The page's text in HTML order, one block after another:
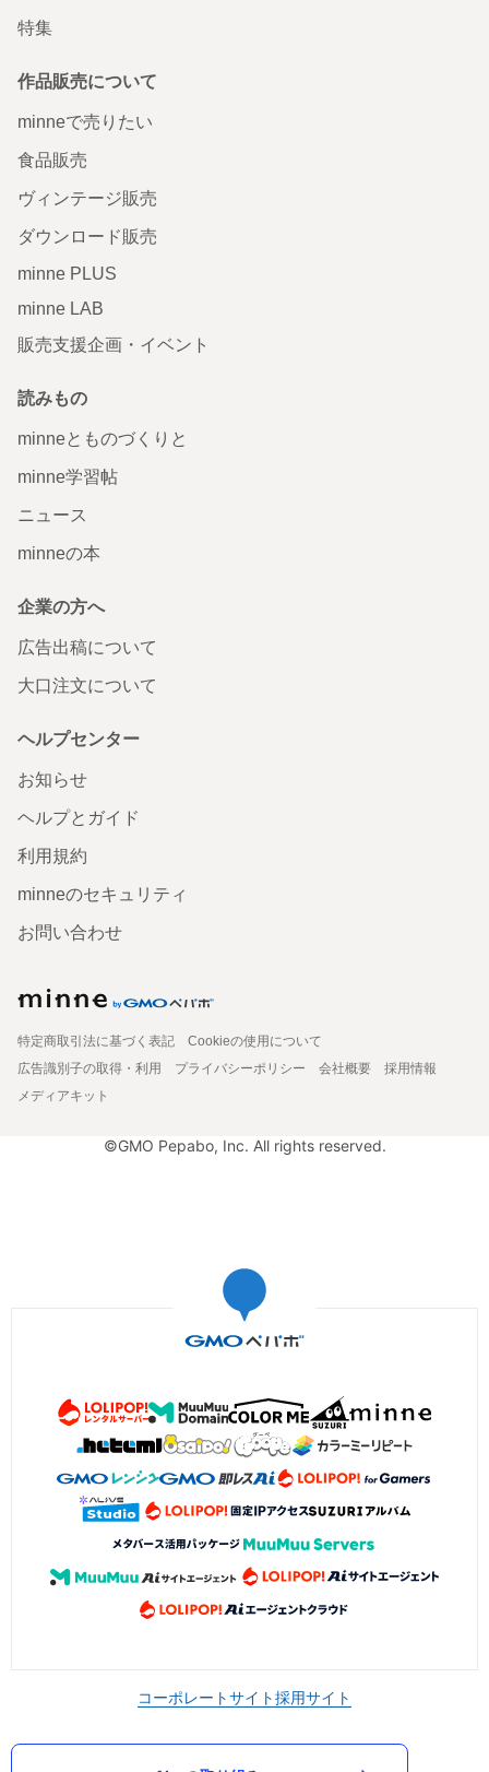
特集
作品販売について
minneで売りたい
食品販売
ヴィンテージ販売
ダウンロード販売
minne PLUS
minne LAB
販売支援企画・イベント
読みもの
minneとものづくりと
minne学習帖
ニュース
minneの本
企業の方へ
広告出稿について
大口注文について
ヘルプセンター
お知らせ
ヘルプとガイド
利用規約
minneのセキュリティ
お問い合わせ
特定商取引法に基づく表記
Cookieの使用について
広告識別子の取得・利用
プライバシーポリシー 会社概要
採用情報
メディアキット
©GMO Pepabo, Inc. All rights reserved.
コーポレートサイト採用サイト